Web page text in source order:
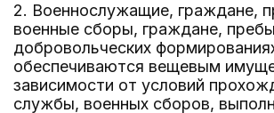
2. Военнослужащие, граждане,
военные сборы, граждане,
добровольческих
обеспечиваются вещевым
зависимости от условий
службы, военных сборов,